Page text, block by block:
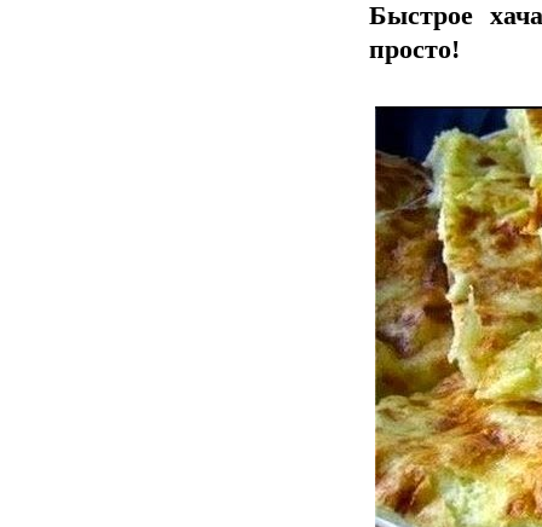
Быстрое
просто!